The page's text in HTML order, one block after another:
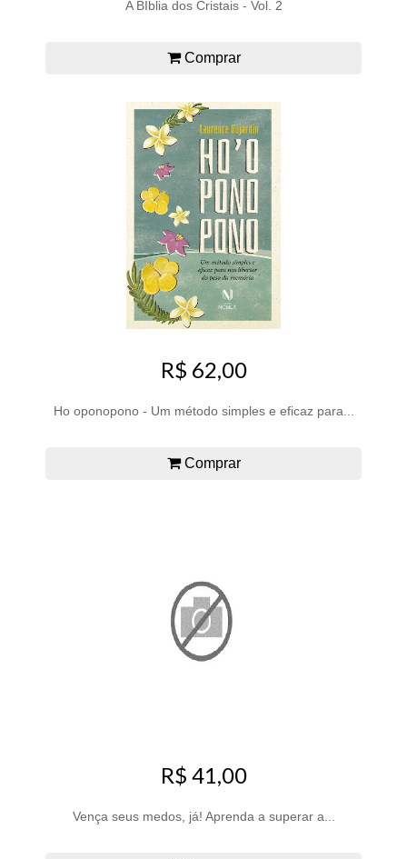
A BÍblia dos Cristais - Vol. 2
Comprar
R$ 62,00
Ho oponopono - Um método simples e eficaz para...
Comprar
R$ 41,00
Vença seus medos, já! Aprenda a superar a...